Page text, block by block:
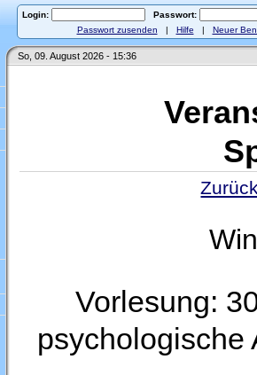
Login:
Passwort:
Passwort zusenden | Hilfe | Neuer
So, 09. August 2026 - 15:36
Vorlesung:
psychologische